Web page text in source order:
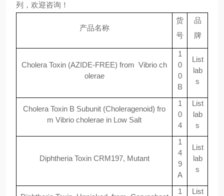
列 ，欢迎咨询！
产品名称
货
号
品
牌
Cholera Toxin (AZIDE-FREE) from Vibrio ch
olerae
1
0
0
B
List
lab
s
Cholera Toxin B Subunit (Choleragenoid) fro
m Vibrio cholerae in Low Salt
1
0
4
List
lab
s
Diphtheria Toxin CRM197, Mutant
1
4
9
A
List
lab
s
1 List